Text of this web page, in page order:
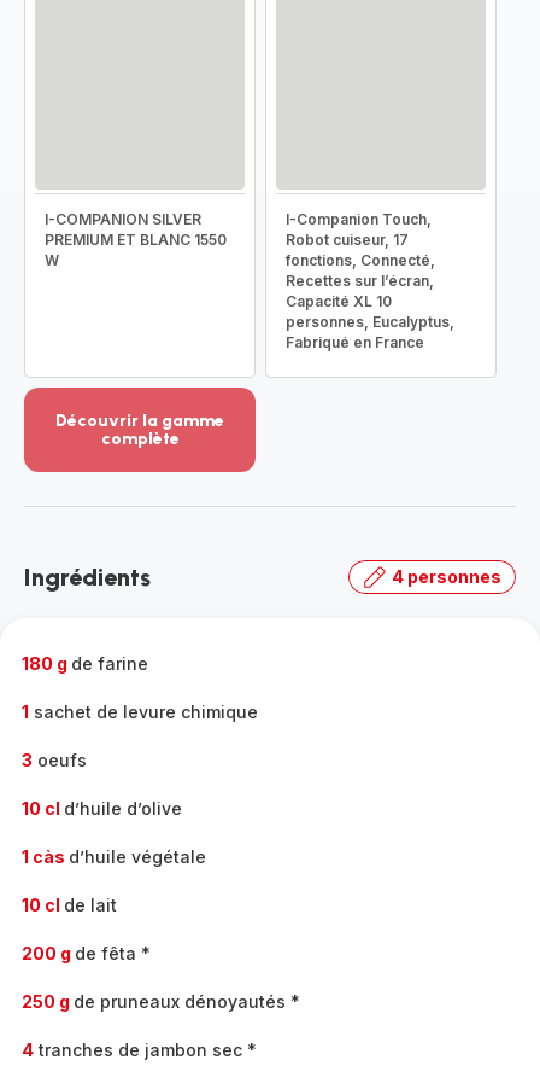
I-COMPANION SILVER
PREMIUM ET BLANC 1550
W
I-Companion Touch,
Robot cuiseur, 17
fonctions, Connecté,
Recettes sur l’écran,
Capacité XL 10
personnes, Eucalyptus,
Fabriqué en France
Découvrir la gamme
complète
-
gamme
Ingrédients 4 personnes
180 g de farine
1 sachet de levure chimique
3 oeufs
10 cl d’huile d’olive
1 càs d’huile végétale
10 cl de lait
200 g de fêta *
250 g de pruneaux dénoyautés *
4 tranches de jambon sec *